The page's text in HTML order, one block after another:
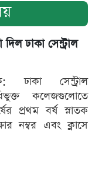
ঢাকা সেন্ট্রাল
ঢাকা সেন্ট্রাল
কলেজগুলোতে
প্রথম বর্ষ স্নাতক
নম্বর এবং ক্লাসে